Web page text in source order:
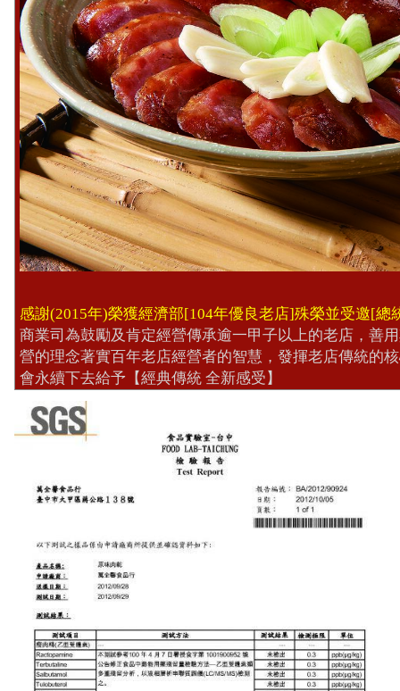
感謝(2015年)榮獲經濟部[104年優良老店]殊榮並受邀[總
商業司為鼓勵及肯定經營傳承逾一甲子以上的老店 ，善
營的理念著實百年老店經營者的智慧，發揮老店傳統的
會永續下去給予【經典傳統 全新感受】